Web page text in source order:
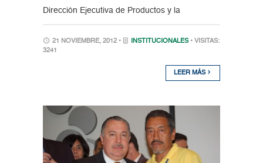
Dirección Ejecutiva de Productos y la
21 NOVIEMBRE, 2012 • INSTITUCIONALES • VISITAS:
3241
LEER MÁS